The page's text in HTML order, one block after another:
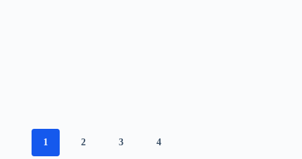
1 2 3 4